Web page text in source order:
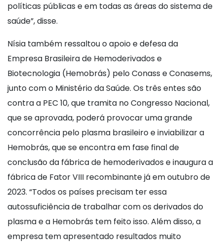
políticas públicas e em todas as áreas do sistema de
saúde”, disse.
Nísia também ressaltou o apoio e defesa da
Empresa Brasileira de Hemoderivados e
Biotecnologia (Hemobrás) pelo Conass e Conasems,
junto com o Ministério da Saúde. Os três entes são
contra a PEC 10, que tramita no Congresso Nacional,
que se aprovada, poderá provocar uma grande
concorrência pelo plasma brasileiro e inviabilizar a
Hemobrás, que se encontra em fase final de
conclusão da fábrica de hemoderivados e inaugura a
fábrica de Fator VIII recombinante já em outubro de
2023. “Todos os países precisam ter essa
autossuficiência de trabalhar com os derivados do
plasma e a Hemobrás tem feito isso. Além disso, a
empresa tem apresentado resultados muito